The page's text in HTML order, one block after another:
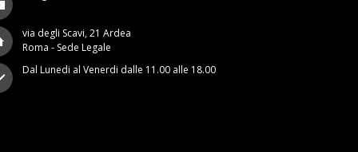
via degli Scavi, 21 Ardea
Roma - Sede Legale
Dal Lunedi al Venerdi dalle 11.00 alle 18.00